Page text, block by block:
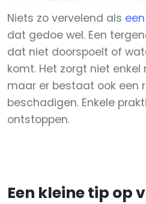
Niets zo vervelend als
dat gedoe wel. Een
dat niet doorspoelt of
komt. Het zorgt niet
maar er bestaat ook een
beschadigen. Enkele
ontstoppen.
Een kleine tip op